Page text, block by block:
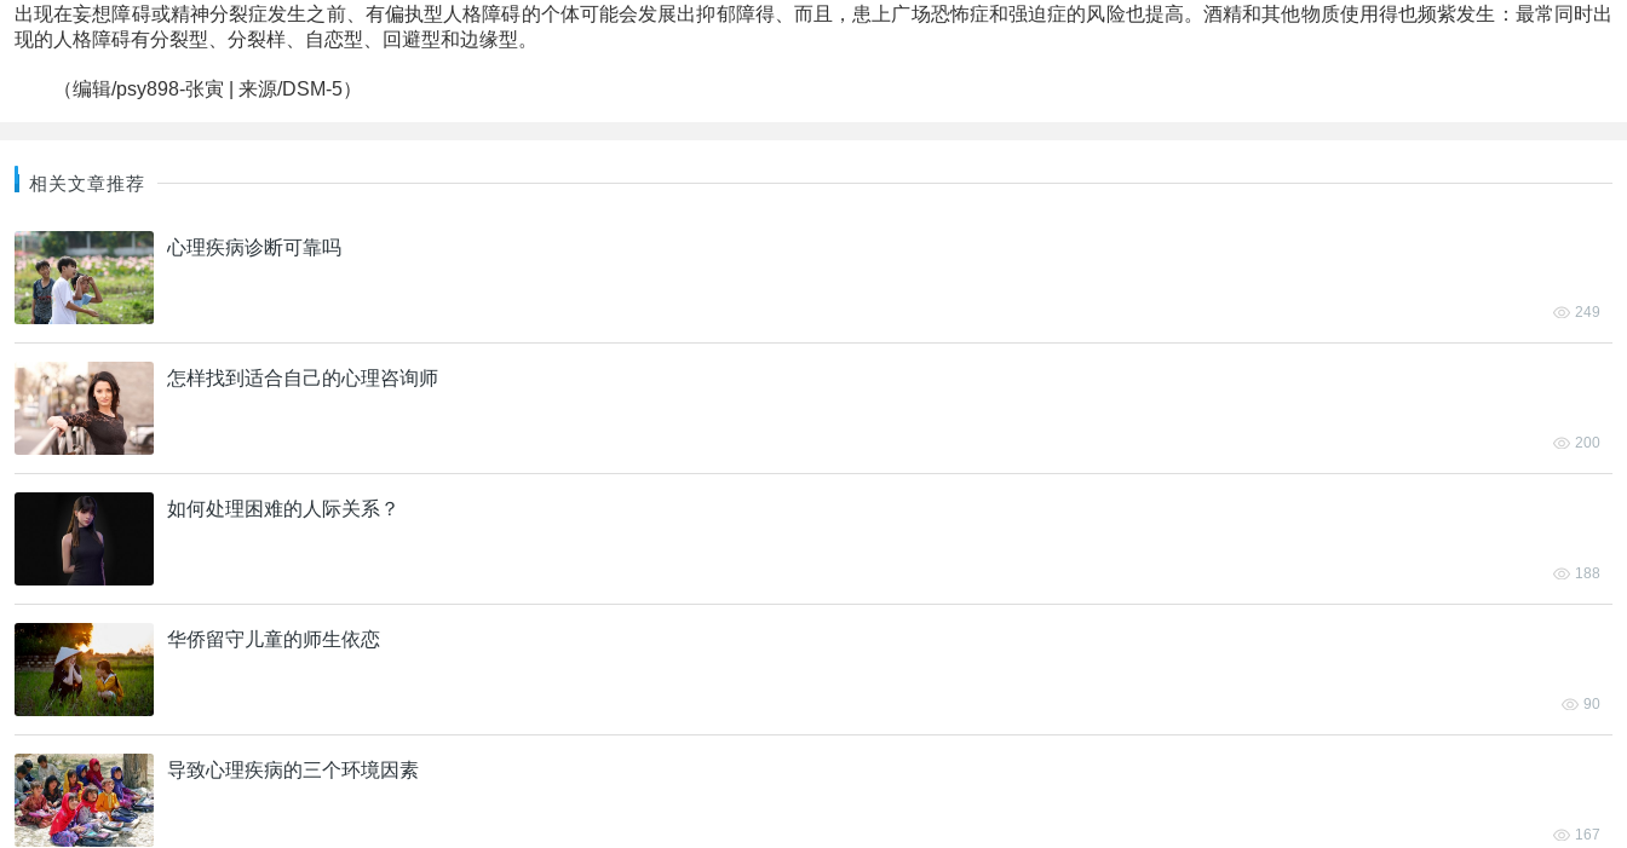
出现在妄想障碍或精神分裂症发生之前、有偏执型人格障碍的个体可能会发展出抑郁障得、而且，患上广场恐怖症和强迫症的风险也提高。酒精和其他物质使用得也频紫发生：最常同时出
现的人格障碍有分裂型、分裂样、自恋型、回避型和边缘型。
（编辑/psy898-张寅 | 来源/DSM-5）
相关文章推荐
心理疾病诊断可靠吗
249
怎样找到适合自己的心理咨询师
200
如何处理困难的人际关系？
188
华侨留守儿童的师生依恋
90
导致心理疾病的三个环境因素
167